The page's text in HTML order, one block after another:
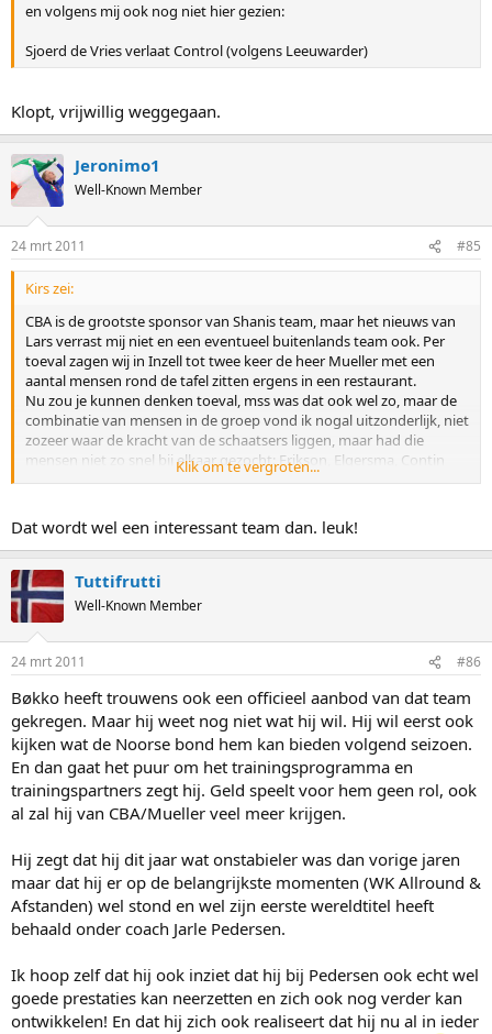
en volgens mij ook nog niet hier gezien:
Sjoerd de Vries verlaat Control (volgens Leeuwarder)
Klopt, vrijwillig weggegaan.
Jeronimo1
Well-Known Member
24 mrt 2011 #85
Kirs zei:
CBA is de grootste sponsor van Shanis team, maar het nieuws van
Lars verrast mij niet en een eventueel buitenlands team ook. Per
toeval zagen wij in Inzell tot twee keer de heer Mueller met een
aantal mensen rond de tafel zitten ergens in een restaurant.
Nu zou je kunnen denken toeval, mss was dat ook wel zo, maar de
combinatie van mensen in de groep vond ik nogal uitzonderlijk, niet
zozeer waar de kracht van de schaatsers liggen, maar had die
mensen niet zo snel bij elkaar gezocht: Erikson, Elgersma, Contin
waren een aantal personen die aan de tafel met Mueller zaten..
Klik om te vergroten...
Dat wordt wel een interessant team dan. leuk!
Tuttifrutti
Well-Known Member
24 mrt 2011 #86
Bøkko heeft trouwens ook een officieel aanbod van dat team
gekregen. Maar hij weet nog niet wat hij wil. Hij wil eerst ook
kijken wat de Noorse bond hem kan bieden volgend seizoen.
En dan gaat het puur om het trainingsprogramma en
trainingspartners zegt hij. Geld speelt voor hem geen rol, ook
al zal hij van CBA/Mueller veel meer krijgen.
Hij zegt dat hij dit jaar wat onstabieler was dan vorige jaren
maar dat hij er op de belangrijkste momenten (WK Allround &
Afstanden) wel stond en wel zijn eerste wereldtitel heeft
behaald onder coach Jarle Pedersen.
Ik hoop zelf dat hij ook inziet dat hij bij Pedersen ook echt wel
goede prestaties kan neerzetten en zich ook nog verder kan
ontwikkelen! En dat hij zich ook realiseert dat hij nu al in ieder